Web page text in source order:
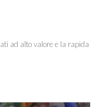
ad alto valore e la rapida